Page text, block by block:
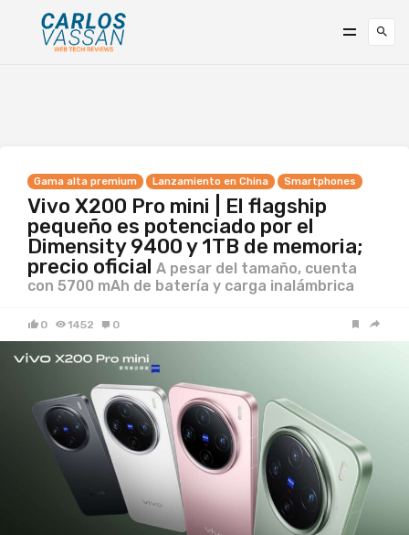
Gama alta premium Lanzamiento en China Smartphones
Vivo X200 Pro mini | El flagship
pequeño es potenciado por el
Dimensity 9400 y 1TB de memoria;
precio oficial A pesar del tamaño, cuenta
con 5700 mAh de batería y carga inalámbrica
0 1452 0